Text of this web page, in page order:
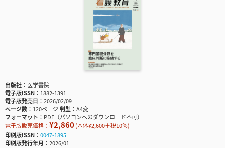
出版社
医学書院
電子版ISSN
1882-1391
電子版発売日
2026/02/09
ページ数
120ページ判型
A4変
フォーマット
PDF（パソコンへのダウンロード不可）
電子版販売価格： ¥2,860(本体¥2,600＋税10％)
印刷版ISSN
0047-1895
印刷版発行年月
2026/01